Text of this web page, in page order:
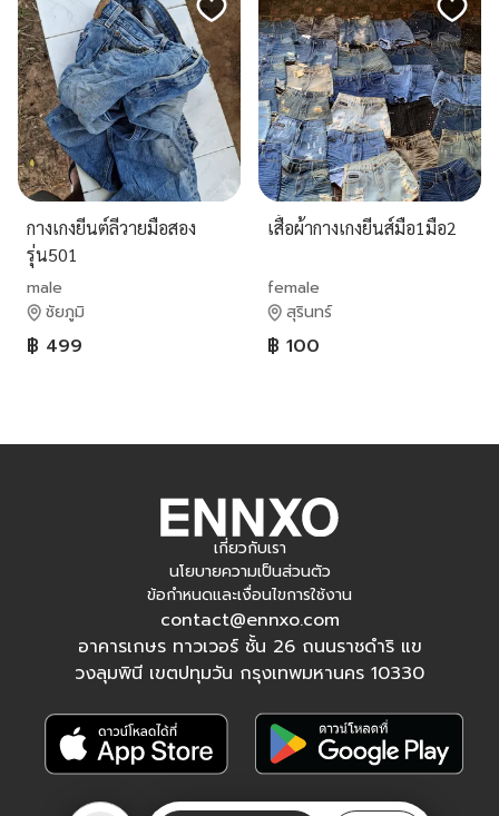
กางเกงยีนต์ลีวายมือสอง
รุ่น501
male
ชัยภูมิ
฿ 499
เสื้อผ้ากางเกงยีนส์มือ1มือ2
female
สุรินทร์
฿ 100
เกี่ยวกับเรา
นโยบายความเป็นส่วนตัว
ข้อกำหนดและเงื่อนไขการใช้งาน
contact@ennxo.com
อาคารเกษร ทาวเวอร์ ชั้น 26 ถนนราชดำริ แข
วงลุมพินี เขตปทุมวัน กรุงเทพมหานคร 10330